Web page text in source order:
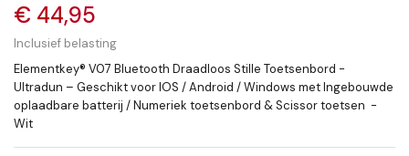
€ 44,95
Inclusief belasting
Elementkey® V07 Bluetooth Draadloos Stille Toetsenbord -
Ultradun – Geschikt voor IOS / Android / Windows met Ingebouwde
oplaadbare batterij / Numeriek toetsenbord & Scissor toetsen -
Wit